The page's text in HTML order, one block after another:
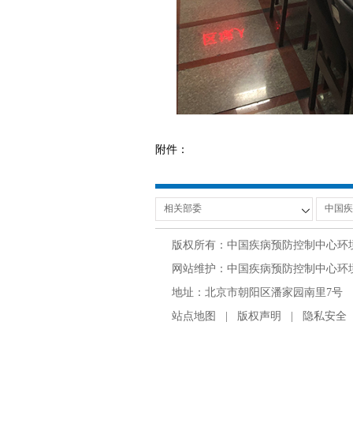
附件：
版权所有：中国疾病预防控制中心环
网站维护：中国疾病预防控制中心
地址：北京市朝阳区潘家园南里7号
站点地图
版权声明 隐私安全